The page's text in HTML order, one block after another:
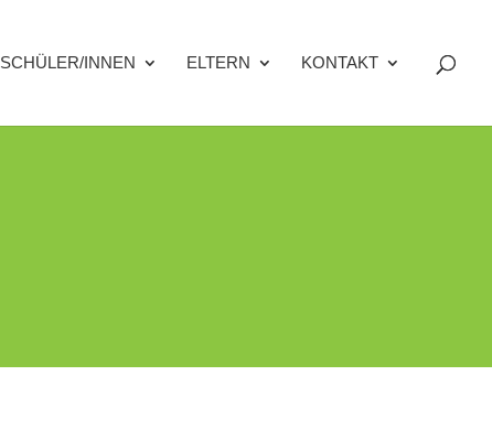
SCHÜLER/INNEN ELTERN KONTAKT